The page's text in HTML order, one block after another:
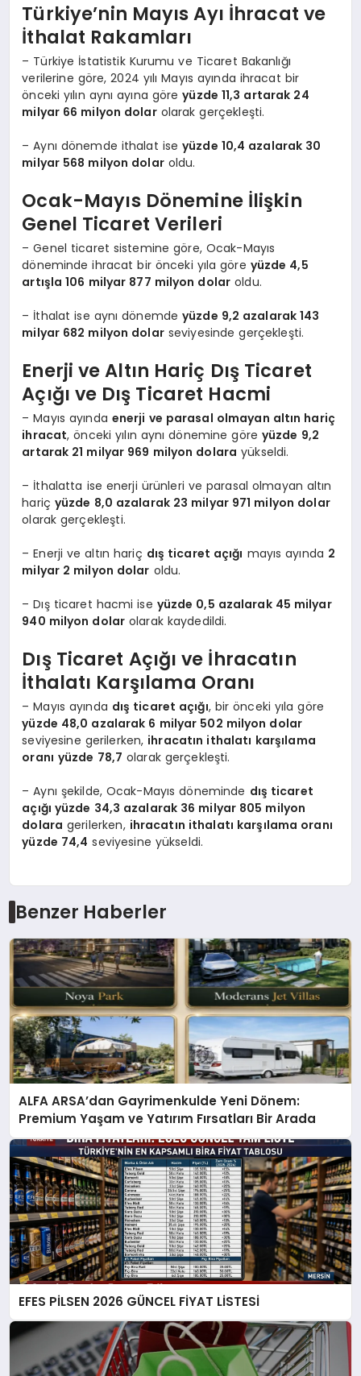
Türkiye’nin Mayıs Ayı İhracat ve
İthalat Rakamları
– Türkiye İstatistik Kurumu ve Ticaret Bakanlığı
verilerine göre, 2024 yılı Mayıs ayında ihracat bir
önceki yılın aynı ayına göreyüzde 11,3 artarak 24
milyar 66 milyon dolarolarak gerçekleşti.
– Aynı dönemde ithalat iseyüzde 10,4 azalarak 30
milyar 568 milyon dolaroldu.
Ocak-Mayıs Dönemine İlişkin
Genel Ticaret Verileri
– Genel ticaret sistemine göre, Ocak-Mayıs
döneminde ihracat bir önceki yıla göre yüzde 4,5
artışla 106 milyar 877 milyon dolar oldu.
– İthalat ise aynı dönemdeyüzde 9,2 azalarak 143
milyar 682 milyon dolarseviyesinde gerçekleşti.
Enerji ve Altın Hariç Dış Ticaret
Açığı ve Dış Ticaret Hacmi
– Mayıs ayında enerji ve parasal olmayan altın hariç
ihracat, önceki yılın aynı dönemine göre yüzde 9,2
artarak 21 milyar 969 milyon dolara yükseldi.
– İthalatta ise enerji ürünleri ve parasal olmayan altın
hariç yüzde 8,0 azalarak 23 milyar 971 milyon dolar
olarak gerçekleşti.
– Enerji ve altın hariç dış ticaret açığı mayıs ayında 2
milyar 2 milyon dolar oldu.
– Dış ticaret hacmi ise yüzde 0,5 azalarak 45 milyar
940 milyon dolar olarak kaydedildi.
Dış Ticaret Açığı ve İhracatın
İthalatı Karşılama Oranı
– Mayıs ayında dış ticaret açığı, bir önceki yıla göre
yüzde 48,0 azalarak 6 milyar 502 milyon dolar
seviyesine gerilerken, ihracatın ithalatı karşılama
oranı yüzde 78,7 olarak gerçekleşti.
– Aynı şekilde, Ocak-Mayıs döneminde dış ticaret
açığı yüzde 34,3 azalarak 36 milyar 805 milyon
dolara gerilerken, ihracatın ithalatı karşılama oranı
yüzde 74,4 seviyesine yükseldi.
Benzer Haberler
ALFA ARSA’dan Gayrimenkulde Yeni Dönem:
Premium Yaşam ve Yatırım Fırsatları Bir Arada
EFES PİLSEN 2026 GÜNCEL FİYAT LİSTESİ